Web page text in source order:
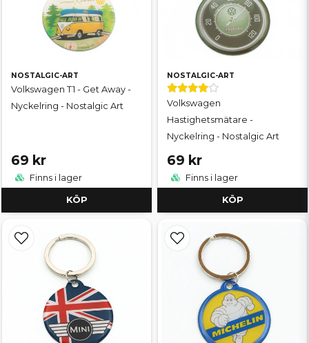
NOSTALGIC-ART
Volkswagen T1 - Get Away -
Nyckelring - Nostalgic Art
69 kr
Finns i lager
KÖP
NOSTALGIC-ART
Volkswagen
Hastighetsmätare -
Nyckelring - Nostalgic Art
69 kr
Finns i lager
KÖP